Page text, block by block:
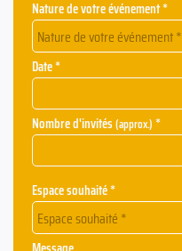
Nature de votre événement *
Nature de votre événement *
Date *
Nombre d'invités(approx.)*
Espace souhaité *
Espace souhaité *